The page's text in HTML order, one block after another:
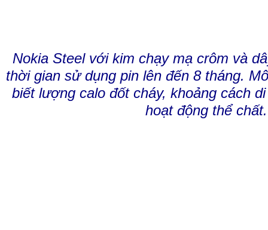
Nokia Steel với kim chạy mạ crôm và
thời gian sử dụng pin lên đến 8 tháng.
biết lượng calo đốt cháy, khoảng cách
hoạt động thể chất.